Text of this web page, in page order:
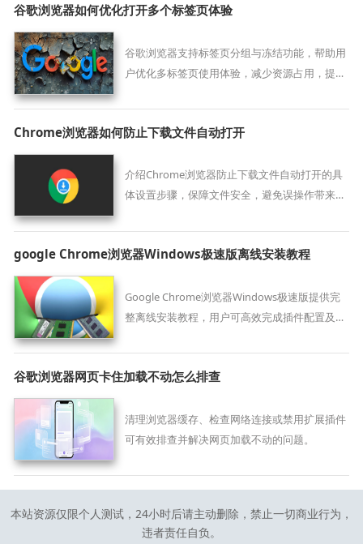
谷歌浏览器如何优化打开多个标签页体验
谷歌浏览器支持标签页分组与冻结功能，帮助用
户优化多标签页使用体验，减少资源占用，提升
Chrome浏览器如何防止下载文件自动打开
介绍Chrome浏览器防止下载文件自动打开的具
体设置步骤，保障文件安全，避免误操作带来的
google Chrome浏览器Windows极速版离线安装教程
Google Chrome浏览器Windows极速版提供完
整离线安装教程，用户可高效完成插件配置及功
捷安全，整体体验优质稳定。
谷歌浏览器网页卡住加载不动怎么排查
清理浏览器缓存、检查网络连接或禁用扩展插件
可有效排查并解决网页加载不动的问题。
本站资源仅限个人测试，24小时后请主动删除，禁止一切商业行为，
违者责任自负。